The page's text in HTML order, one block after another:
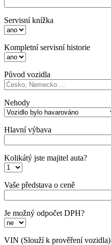
Servisní knížka
Kompletní servisní historie
Původ vozidla
Nehody
Hlavní výbava
Kolikátý jste majitel auta?
Vaše představa o ceně
Je možný odpočet DPH?
VIN (Slouží k prověření vozidla)